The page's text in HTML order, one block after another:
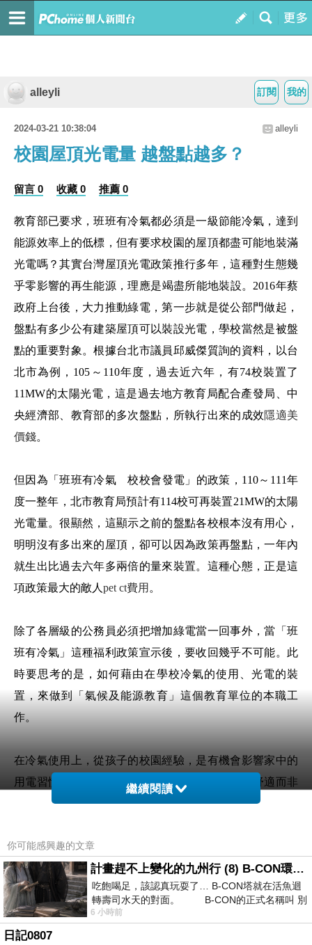
我的
訂閱
alleyli
2024-03-21 10:38:04 alleyli
校園屋頂光電量 越盤點越多？
留言 0 收藏 0 推薦 0
教育部已要求，班班有冷氣都必須是一級節能冷氣，達到
能源效率上的低標，但有要求校園的屋頂都盡可能地裝滿
光電嗎？其實台灣屋頂光電政策推行多年，這種對生態幾
乎零影響的再生能源，理應是竭盡所能地裝設。2016年蔡
政府上台後，大力推動綠電，第一步就是從公部門做起，
盤點有多少公有建築屋頂可以裝設光電，學校當然是被盤
點的重要對象。根據台北市議員邱威傑質詢的資料，以台
北市為例，105～110年度，過去近六年，有74校裝置了
11MW的太陽光電，這是過去地方教育局配合產發局、中
央經濟部、教育部的多次盤點，所執行出來的成效隱適美
價錢。
但因為「班班有冷氣 校校會發電」的政策，110～111年
度一整年，北市教育局預計有114校可再裝置21MW的太陽
光電量。很顯然，這顯示之前的盤點各校根本沒有用心，
明明沒有多出來的屋頂，卻可以因為政策再盤點，一年內
就生出比過去六年多兩倍的量來裝置。這種心態，正是這
項政策最大的敵人 pet ct費用 。
除了各層級的公務員必須把增加綠電當一回事外，當「班
班有冷氣」這種福利政策宣示後，要收回幾乎不可能。此
時要思考的是，如何藉由在學校冷氣的使用、光電的裝
置，來做到「氣候及能源教育」這個教育單位的本職工
作。
在冷氣使用上，從孩子的校園經驗，是有機會影響家中的
用電習慣---在一定溫度下才開冷氣、冷氣定溫在舒適而非
穿外套的程度等。舉例來說，全台灣資源回收平均做最
習慣就越差，出社會除非公司有清楚要求，不然可能都沒
孩童分類的徹底。所以從小訓練並且給予好的用電習慣，
是有機會調整的 前列腺肥大治療。
繼續閱讀
你可能感興趣的文章
計畫趕不上變化的九州行 (8) B-CON環球塔
吃飽喝足，該認真玩耍了… B-CON塔就在活魚迴
轉壽司水天的對面。 B-CON的正式名稱叫 別
6 小時前
日記0807